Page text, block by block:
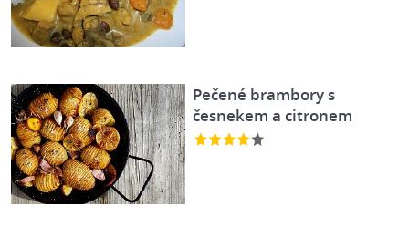
Pečené brambory s
česnekem a citronem